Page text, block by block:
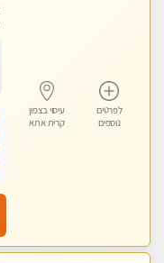
לפרטים
נוספים
עיסוי בצפון
קרית אתא